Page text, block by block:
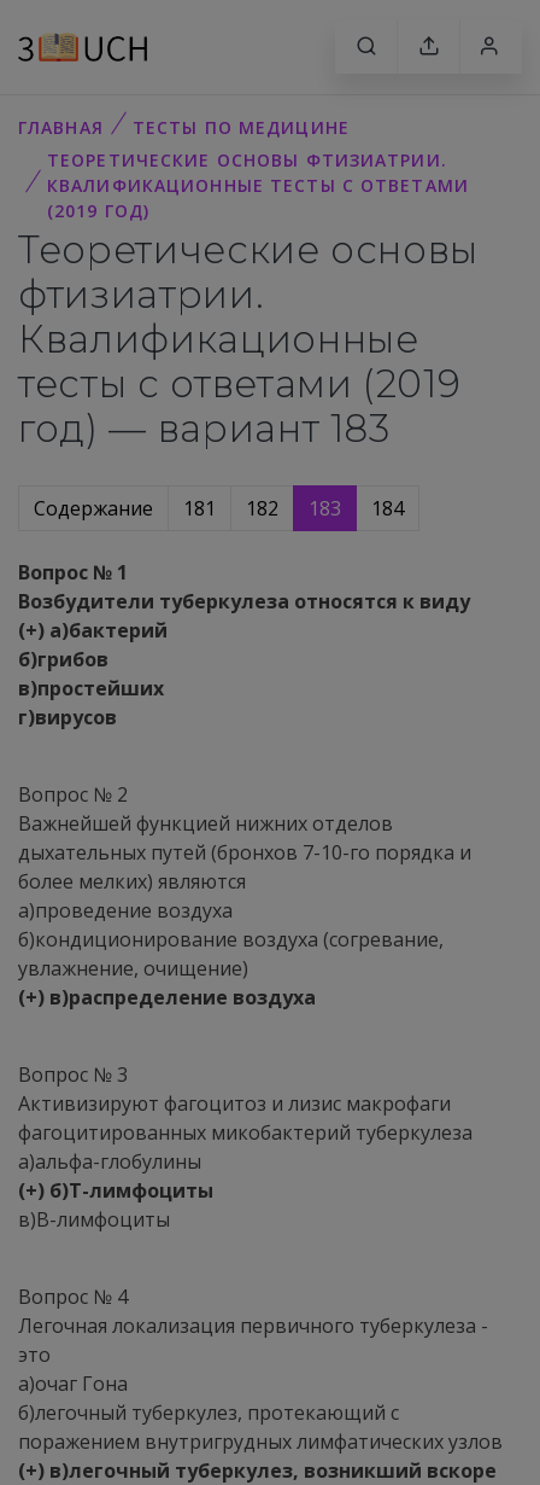
ГЛАВНАЯ
ТЕСТЫ ПО МЕДИЦИНЕ
ТЕОРЕТИЧЕСКИЕ ОСНОВЫ ФТИЗИАТРИИ.
КВАЛИФИКАЦИОННЫЕ ТЕСТЫ С ОТВЕТАМИ
(2019 ГОД)
Теоретические основы
фтизиатрии.
Квалификационные
тесты с ответами (2019
год) — вариант 183
Содержание 181 182 183 184
Вопрос № 1
Возбудители туберкулеза относятся к виду
(+) а)бактерий
б)грибов
в)простейших
г)вирусов
Вопрос № 2
Важнейшей функцией нижних отделов
дыхательных путей (бронхов 7-10-го порядка и
более мелких) являются
а)проведение воздуха
б)кондиционирование воздуха (согревание,
увлажнение, очищение)
(+) в)распределение воздуха
Вопрос № 3
Активизируют фагоцитоз и лизис макрофаги
фагоцитированных микобактерий туберкулеза
а)альфа-глобулины
(+) б)Т-лимфоциты
в)В-лимфоциты
Вопрос № 4
Легочная локализация первичного туберкулеза -
это
а)очаг Гона
б)легочный туберкулез, протекающий с
поражением внутригрудных лимфатических узлов
(+) в)легочный туберкулез, возникший вскоре